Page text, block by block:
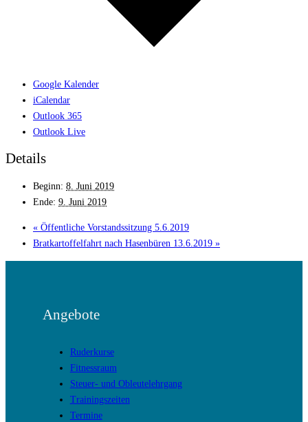
Google Kalender
iCalendar
Outlook 365
Outlook Live
Details
Beginn: 8. Juni 2019
Ende: 9. Juni 2019
« Öffentliche Vorstandssitzung 5.6.2019
Bratkartoffelfahrt nach Hasenbüren 13.6.2019 »
Angebote
Ruderkurse
Fitnessraum
Steuer- und Obleutelehrgang
Trainingszeiten
Termine